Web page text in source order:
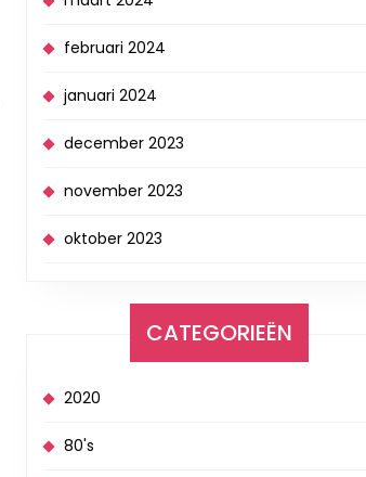
februari 2024
januari 2024
december 2023
november 2023
oktober 2023
CATEGORIEËN
2020
80's